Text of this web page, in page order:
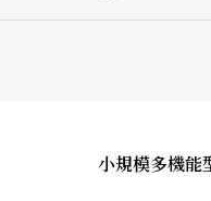
小規模多機能